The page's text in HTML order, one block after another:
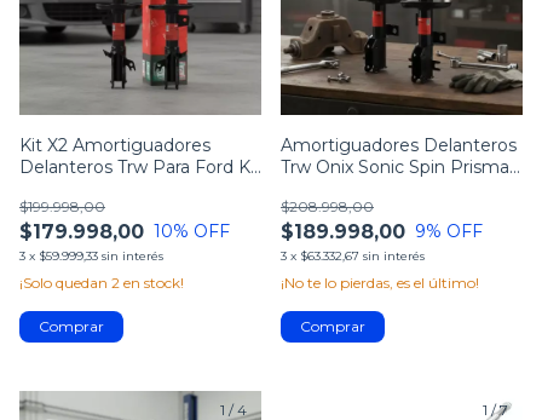
Kit X2 Amortiguadores
Delanteros Trw Para Ford Ka
$179.998,00
$199.998,00
10% OFF
3 x $59.999,33 sin interés
¡Solo quedan 2 en stock!
Amortiguadores Delanteros
Trw Onix Sonic Spin Prisma
$189.998,00
$208.998,00
9% OFF
3 x $63.332,67 sin interés
¡No te lo pierdas, es el último!
1 /4 1 /7